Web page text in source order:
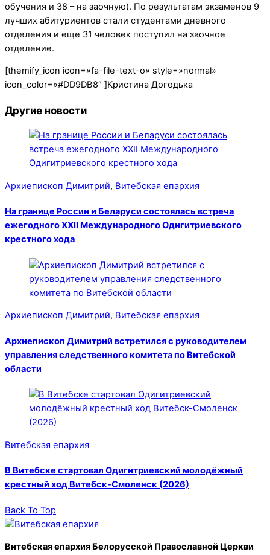
обучения и 38 – на заочную). По результатам экзаменов 9
лучших абитуриентов стали студентами дневного
отделения и еще 31 человек поступил на заочное
отделение.
[themify_icon icon=»fa-file-text-o» style=»normal»
icon_color=»#DD9DB8″ ]Кристина Догодька
Другие новости
Архиепископ Димитрий, Витебская епархия
На границе России и Беларуси состоялась встреча
ежегодного XXII Международного Одигитриевского
крестного хода
Архиепископ Димитрий, Витебская епархия
Архиепископ Димитрий встретился с руководителем
управления следственного комитета по Витебской
области
Витебская епархия
В Витебске стартовал Одигитриевский молодёжный
крестный ход Витебск-Смоленск (2026)
Back To Top
Витебская епархия Белорусской Православной Церкви